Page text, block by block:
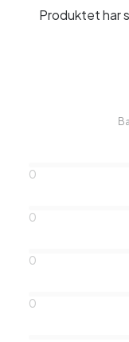
Produktet har
0
0
0
0